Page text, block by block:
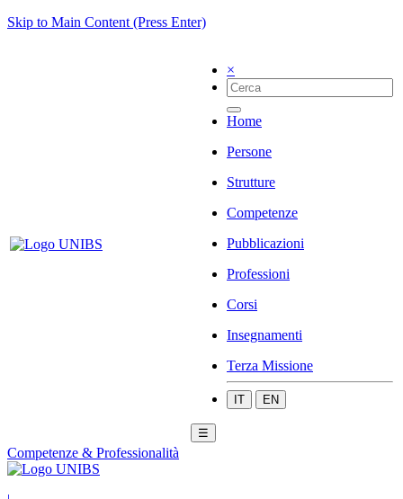
Skip to Main Content (Press Enter)
×
Home
Persone
Strutture
Competenze
Pubblicazioni
Professioni
Corsi
Insegnamenti
Terza Missione
IT EN
☰
Competenze & Professionalità